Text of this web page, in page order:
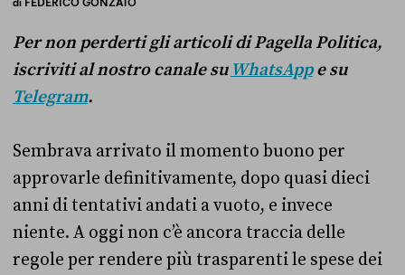
Per non perderti gli articoli di Pagella Politica,
iscriviti al nostro canale su WhatsAppe su
Telegram.
Sembrava arrivato il momento buono per
approvarle definitivamente, dopo quasi dieci
anni di tentativi andati a vuoto, e invece
niente. A oggi non c’è ancora traccia delle
regole per rendere più trasparenti le spese dei